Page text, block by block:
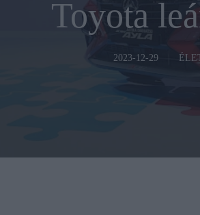
Toyota
2023-12-29